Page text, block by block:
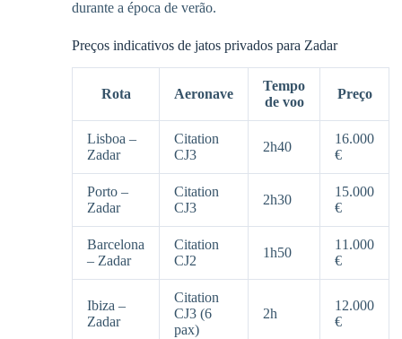
durante a época de verão.
Preços indicativos de jatos privados para Zadar
Rota Aeronave
Tempo
de voo
Preço
Lisboa –
Zadar
Citation
CJ3
2h40
16.000
€
Porto –
Zadar
Citation
CJ3
2h30
15.000
€
Barcelona
– Zadar
Citation
CJ2
1h50
11.000
€
Ibiza –
Zadar
Citation
CJ3 (6
pax)
2h
12.000
€